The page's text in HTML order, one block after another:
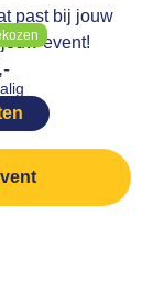
past bij jouw
event!